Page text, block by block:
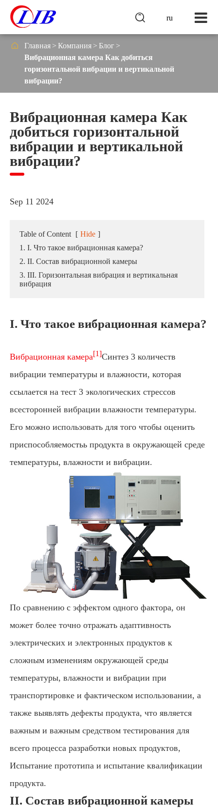
ru

 Главная Компания
Блог
Вибрационная камера Как добиться
горизонтальной вибрации и вертикальной
вибрации?
Вибрационная камера Как
добиться горизонтальной
вибрации и вертикальной
вибрации?
Sep 11 2024
Table of Content [ Hide ]
1. I. Что такое вибрационная камера?
2. II. Состав вибрационной камеры
3. III. Горизонтальная вибрация и вертикальная
вибрация
I. Что такое вибрационная камера?
Вибрационная камера[1]Синтез 3 количеств
вибрации температуры и влажности, которая
ссылается на тест 3 экологических стрессов
всесторонней вибрации влажности температуры.
Его можно использовать для того чтобы оценить
приспособляемостьь продукта в окружающей среде
температуры, влажности и вибрации.
По сравнению с эффектом одного фактора, он
может более точно отражать адаптивность
электрических и электронных продуктов к
сложным изменениям окружающей среды
температуры, влажности и вибрации при
транспортировке и фактическом использовании, а
также выявлять дефекты продукта, что является
важным и важным средством тестирования для
всего процесса разработки новых продуктов,
Испытание прототипа и испытание квалификации
продукта.
II. Состав вибрационной камеры